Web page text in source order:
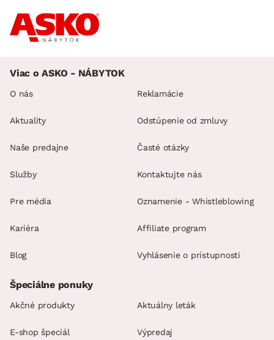
Viac o ASKO - NÁBYTOK
O nás
Aktuality
Naše predajne
Služby
Pre média
Kariéra
Blog
Reklamácie
Odstúpenie od zmluvy
Časté otázky
Kontaktujte nás
Oznamenie - Whistleblowing
Affiliate program
Vyhlásenie o prístupnosti
Špeciálne ponuky
Akčné produkty Aktuálny leták
E-shop špeciál Výpredaj